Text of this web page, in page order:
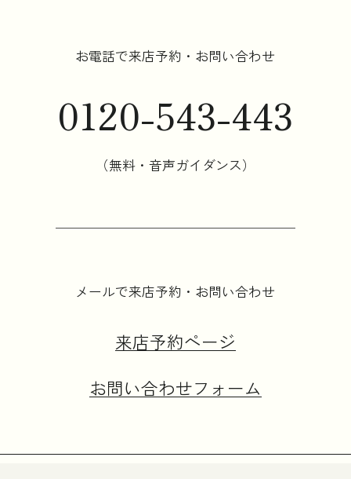
お電話で来店予約・お問い合わせ
0120-543-443
（無料・音声ガイダンス）
メールで来店予約・お問い合わせ
来店予約ページ
お問い合わせフォーム